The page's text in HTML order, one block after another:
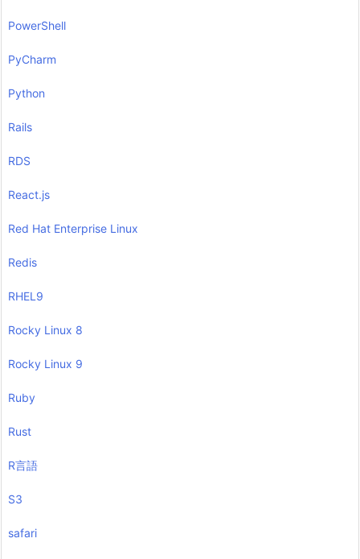
PowerShell
PyCharm
Python
Rails
RDS
React.js
Red Hat Enterprise Linux
Redis
RHEL9
Rocky Linux 8
Rocky Linux 9
Ruby
Rust
R言語
S3
safari